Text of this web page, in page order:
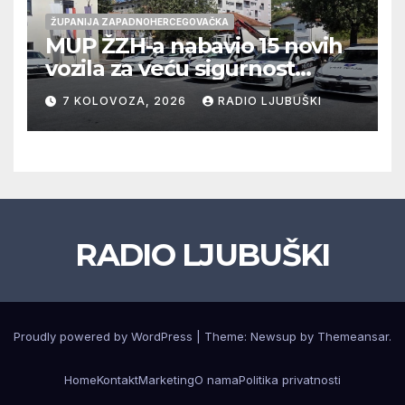
ŽUPANIJA ZAPADNOHERCEGOVAČKA
MUP ŽZH-a nabavio 15 novih
vozila za veću sigurnost
građana i učinkovitiji rad
policije
7 KOLOVOZA, 2026 RADIO LJUBUŠKI
RADIO LJUBUŠKI
Proudly powered by WordPress Theme: Newsup by Themeansar.
HomeKontaktMarketingO namaPolitika privatnosti